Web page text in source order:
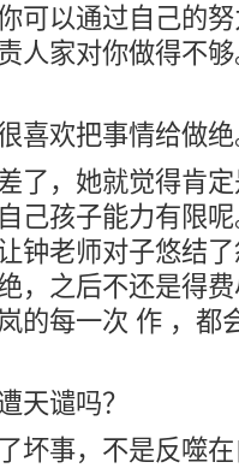
可以通过自己的
人家对你做得不
喜欢把事情给做
了，她就觉得肯
己孩子能力有限
钟老师对子悠结
，之后不还是得
的每一次 作 ，都
天谴吗？
坏事，不是反噬